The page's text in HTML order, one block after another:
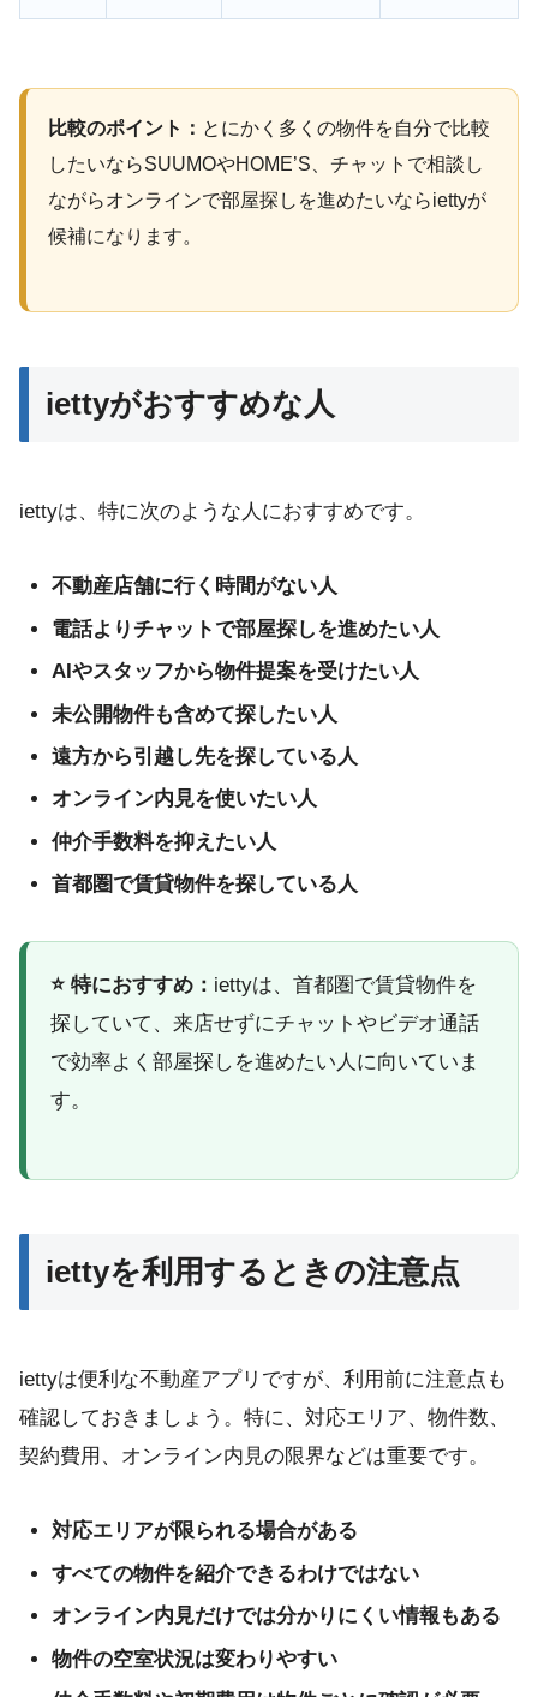
比較のポイント： とにかく多くの物件を自分で比較
したいならSUUMOやHOME’S、チャットで相談し
ながらオンラインで部屋探しを進めたいならiettyが
候補になります。
iettyがおすすめな人
iettyは、特に次のような人におすすめです。
不動産店舗に行く時間がない人
電話よりチャットで部屋探しを進めたい人
AIやスタッフから物件提案を受けたい人
未公開物件も含めて探したい人
遠方から引越し先を探している人
オンライン内見を使いたい人
仲介手数料を抑えたい人
首都圏で賃貸物件を探している人
⭐ 特におすすめ： iettyは、首都圏で賃貸物件を
探していて、来店せずにチャットやビデオ通話
で効率よく部屋探しを進めたい人に向いていま
す。
iettyを利用するときの注意点
iettyは便利な不動産アプリですが、利用前に注意点も
確認しておきましょう。特に、対応エリア、物件数、
契約費用、オンライン内見の限界などは重要です。
対応エリアが限られる場合がある
すべての物件を紹介できるわけではない
オンライン内見だけでは分かりにくい情報もある
物件の空室状況は変わりやすい